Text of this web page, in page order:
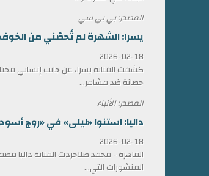
المصدر: بي بي سي
يسرا: الشهرة لم تُحصّني من الخوف
2026-02-18
كشفت الفنانة يسرا، عن جانب إنساني
حصانة ضد مشاعر...
المصدر: الأنباء
داليا: استنوا «ليلى» في «روج
2026-02-18
القاهرة - محمد صلاحردت الفنانة داليا
المنشورات التي...